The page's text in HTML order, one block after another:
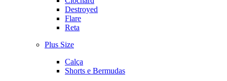
Destroyed
Flare
Reta
Plus Size
Calça
Shorts e Bermudas